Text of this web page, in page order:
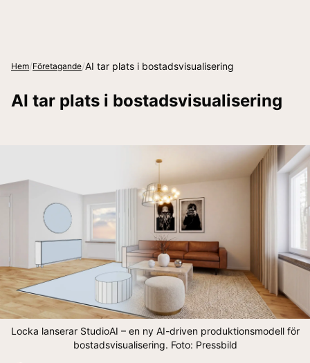
Hem/Företagande/AI tar plats i bostadsvisualisering
AI tar plats i bostadsvisualisering
Locka lanserar StudioAI – en ny AI-driven produktionsmodell för
bostadsvisualisering. Foto: Pressbild